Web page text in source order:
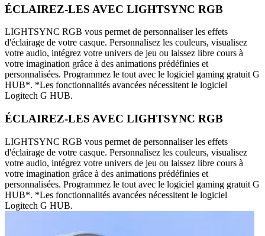
ÉCLAIREZ-LES AVEC LIGHTSYNC RGB
LIGHTSYNC RGB vous permet de personnaliser les effets
d'éclairage de votre casque. Personnalisez les couleurs, visualisez
votre audio, intégrez votre univers de jeu ou laissez libre cours à
votre imagination grâce à des animations prédéfinies et
personnalisées. Programmez le tout avec le logiciel gaming gratuit G
HUB*. *Les fonctionnalités avancées nécessitent le logiciel
Logitech G HUB.
ÉCLAIREZ-LES AVEC LIGHTSYNC RGB
LIGHTSYNC RGB vous permet de personnaliser les effets
d'éclairage de votre casque. Personnalisez les couleurs, visualisez
votre audio, intégrez votre univers de jeu ou laissez libre cours à
votre imagination grâce à des animations prédéfinies et
personnalisées. Programmez le tout avec le logiciel gaming gratuit G
HUB*. *Les fonctionnalités avancées nécessitent le logiciel
Logitech G HUB.